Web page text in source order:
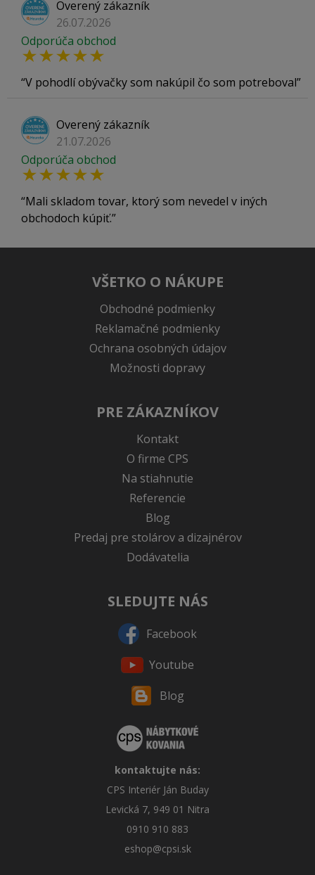
Overený zákazník
26.07.2026
Odporúča obchod
V pohodlí obývačky som nakúpil čo som potreboval
Overený zákazník
21.07.2026
Odporúča obchod
Mali skladom tovar, ktorý som nevedel v iných
obchodoch kúpiť.
VŠETKO O NÁKUPE
Obchodné podmienky
Reklamačné podmienky
Ochrana osobných údajov
Možnosti dopravy
PRE ZÁKAZNÍKOV
Kontakt
O firme CPS
Na stiahnutie
Referencie
Blog
Predaj pre stolárov a dizajnérov
Dodávatelia
SLEDUJTE NÁS
Facebook
Youtube
Blog
kontaktujte nás:
CPS Interiér Ján Buday
Levická 7, 949 01 Nitra
0910 910 883
eshop@cpsi.sk